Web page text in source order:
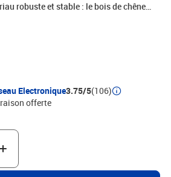
robuste et stable : le bois de chêne
solidité, sa durabilité et la beauté de son
aux insectes et aux champignons
de rester attrayants et fonctionnels
polyvalente : cette marche
également de rebord de fenêtre, offrant
vos livres, vos tasses à café ou vos
naturel rehausse votre intérieur,
et attrait esthétique.Entretien
lisse, la marche d'escalier est facile à
humide. Bon à savoir :La livraison
ne sont pas inclus dans la
Electronique3.75/5(106)
offerte